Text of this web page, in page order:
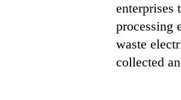
enterprises
processing
waste
collected